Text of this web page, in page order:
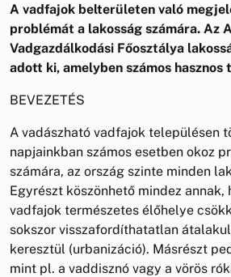
A vadfajok belterületen való
problémát a lakosság számára. Az
Vadgazdálkodási Főosztálya
adott ki, amelyben számos hasznos
BEVEZETÉS
A vadászható vadfajok településen
napjainkban számos esetben okoz
számára, az ország szinte minden
Egyrészt köszönhető mindez annak,
vadfajok természetes élőhelye
sokszor visszafordíthatatlan
keresztül (urbanizáció). Másrészt
mint pl. a vaddisznó vagy a vörös